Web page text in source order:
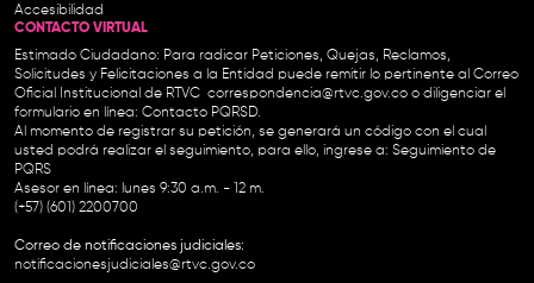
Accesibilidad
CONTACTO VIRTUAL
Estimado Ciudadano: Para radicar Peticiones, Quejas, Reclamos,
Solicitudes y Felicitaciones a la Entidad puede remitir lo pertinente al Correo
Oficial Institucional de RTVC correspondencia@rtvc.gov.co o diligenciar el
formulario en línea: Contacto PQRSD.
Al momento de registrar su petición, se generará un código con el cual
usted podrá realizar el seguimiento, para ello, ingrese a: Seguimiento de
PQRS
Asesor en línea: lunes 9:30 a.m. - 12 m.
(+57) (601) 2200700
Correo de notificaciones judiciales:
notificacionesjudiciales@rtvc.gov.co